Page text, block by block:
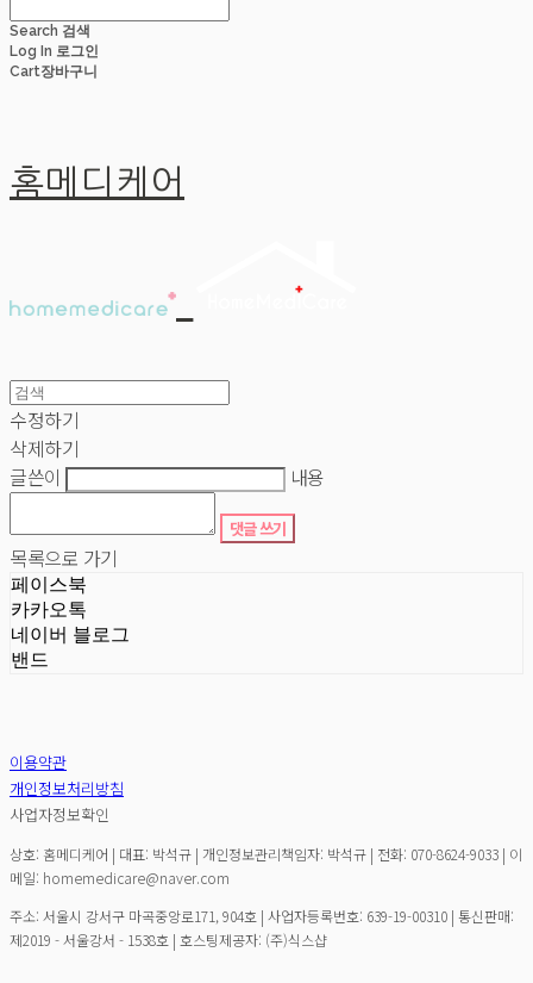
Search 검색
Log In 로그인
Cart장바구니
홈메디케어
수정하기
삭제하기
글쓴이
내용
댓글 쓰기
목록으로 가기
페이스북
카카오톡
네이버 블로그
밴드
이용약관
개인정보처리방침
사업자정보확인
상호: 홈메디케어 | 대표: 박석규 | 개인정보관리책임자: 박석규 | 전화: 070-8624-9033 | 이
메일: homemedicare@naver.com
주소: 서울시 강서구 마곡중앙로171, 904호 | 사업자등록번호: 639-19-00310 | 통신판매:
제2019 - 서울강서 - 1538호 | 호스팅제공자: (주)식스샵